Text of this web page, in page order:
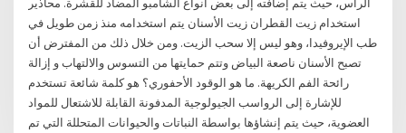
استخدام زيت القطران زيت الأسنان يتم استخدامه منذ زمن طويل في
طب الإيروفيدا، وهو ليس إلا سحب الزيت. ومن خلال ذلك من المفترض أن
تصبح الأسنان ناصعة البياض وتتم حمايتها من التسوس والالتهاب و إزالة
رائحة الفم الكريهة. ما هو الوقود الأحفوري؟ هو كلمة شائعة تستخدم
للإشارة إلى الرواسب الجيولوجية المدفونة القابلة للاشتعال للمواد
العضوية، حيث يتم إنشاؤها بواسطة النباتات والحيوانات المتحللة التي تم